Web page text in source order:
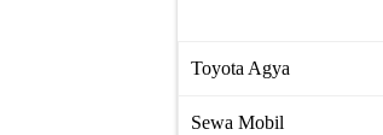
Toyota Agya
Sewa Mobil